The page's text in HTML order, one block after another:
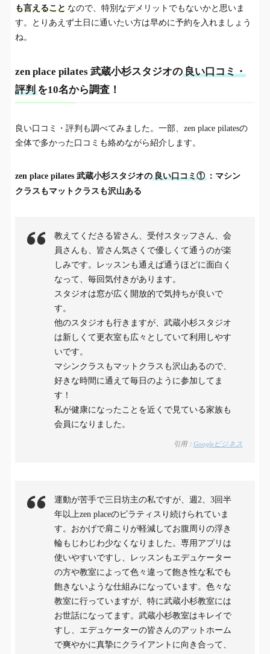
も言えること なので、特別なデメリットでもないかと思いま
す。とりあえず土日に通いたい方は早めに予約を入れましょう
ね。
zen place pilates 武蔵小杉スタジオの良い口コミ・
評判を10名から調査！
良い口コミ・評判も調べてみました。一部、zen place pilatesの
全体で多かった口コミも絡めながら紹介します。
zen place pilates 武蔵小杉スタジオの 良い口コミ① ：マシン
クラスもマットクラスも沢山ある
教えてくださる皆さん、受付スタッフさん、会
員さんも、皆さん気さくで優しくて通うのが楽
しみです。レッスンも通えば通うほどに面白く
なって、毎回気付きがあります。
スタジオは窓が広く開放的で気持ちが良いで
す。
他のスタジオも行きますが、武蔵小杉スタジオ
は新しくて更衣室も広々としていて利用しやす
いです。
マシンクラスもマットクラスも沢山あるので、
好きな時間に通えて毎日のように参加してま
す！
私が健康になったことを近くで見ている家族も
会員になりました。
引用： Googleビジネス
運動が苦手で三日坊主の私ですが、週2、3回半
年以上zen placeのピラティスり続けられていま
す。おかげで肩こりが軽減してお腹周りの浮き
輪もじわじわ少なくなりました。専用アプリは
使いやすいですし、レッスンもエデュケーター
の方や教室によって色々違って飽き性な私でも
飽きないような仕組みになっています。色々な
教室に行っていますが、特に武蔵小杉教室には
お世話になってます。武蔵小杉教室はキレイで
すし、エデュケーターの皆さんのアットホーム
で爽やかに真摯にクライアントに向き合って、